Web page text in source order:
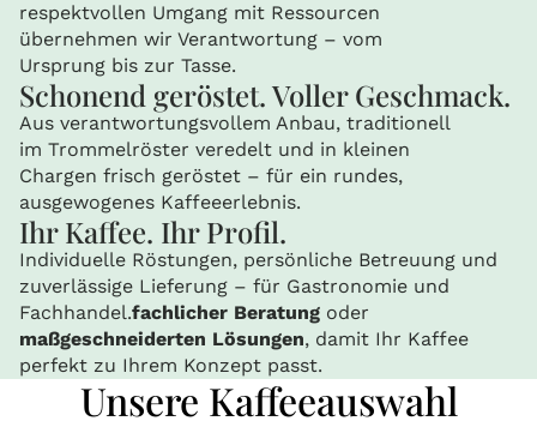
respektvollen Umgang mit Ressourcen
übernehmen wir Verantwortung – vom
Ursprung bis zur Tasse.
Schonend geröstet. Voller Geschmack.
Aus verantwortungsvollem Anbau, traditionell
im Trommelröster veredelt und in kleinen
Chargen frisch geröstet – für ein rundes,
ausgewogenes Kaffeeerlebnis.
Ihr Kaffee. Ihr Profil.
Individuelle Röstungen, persönliche Betreuung und
zuverlässige Lieferung – für Gastronomie und
Fachhandel.fachlicher Beratung oder
maßgeschneiderten Lösungen, damit Ihr Kaffee
perfekt zu Ihrem Konzept passt.
Unsere Kaffeeauswahl